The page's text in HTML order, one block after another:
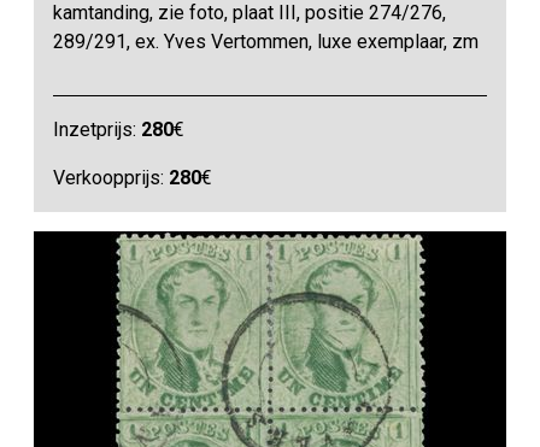
kamtanding, zie foto, plaat III, positie 274/276,
289/291, ex. Yves Vertommen, luxe exemplaar, zm
Inzetprijs: 280€
Verkoopprijs: 280€